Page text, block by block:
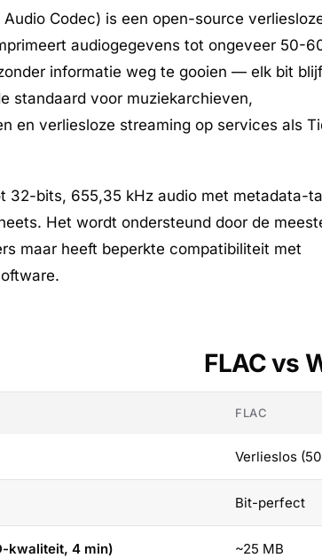
Audio Codec) is een open-source
audiogegevens tot ongeveer 50-
informatie weg te gooien — elk bit
standaard voor muziekarchieven,
en verliesloze streaming op services als
32-bits, 655,35 kHz audio met metadata-
Het wordt ondersteund door de
maar heeft beperkte compatibiliteit met
FLAC vs
FLAC
Verlieslos
Bit-perfect
kwaliteit, 4 min) ~25 MB